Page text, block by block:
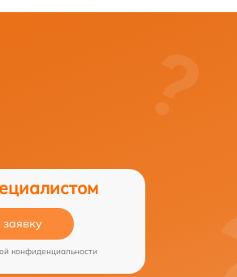
заявку
конфиденциальности